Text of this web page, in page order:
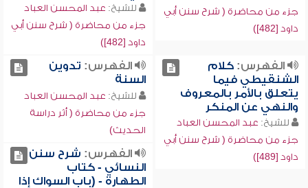
جزء من محاضرة ( شرح سنن أبي
داود [482])
للشيخ: عبد المحسن العباد
جزء من محاضرة ( شرح سنن أبي
داود [482])
الفهرس:كلام
الشنقيطي فيما
يتعلق بالأمر بالمعروف
والنهي عن المنكر
للشيخ: عبد المحسن العباد
جزء من محاضرة ( شرح سنن أبي
داود [489])
الفهرس: تدوين
السنة
للشيخ: عبد المحسن العباد
جزء من محاضرة ( أثر دراسة
الحديث)
الفهرس: شرح سنن
النسائي - كتاب
الطهارة - (باب السواك إذا